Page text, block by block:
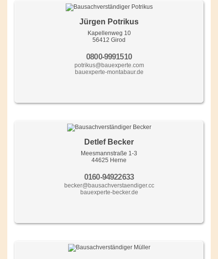
Jürgen Potrikus
Kapellenweg 10
56412 Girod
0800-9991510
potrikus@bauexperte.com
bauexperte-montabaur.de
Detlef Becker
Meesmannstraße 1-3
44625 Herne
0160-94922633
becker@bausachverstaendiger.cc
bauexperte-becker.de